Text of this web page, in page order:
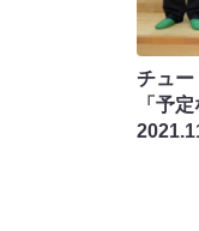
チュー
「予